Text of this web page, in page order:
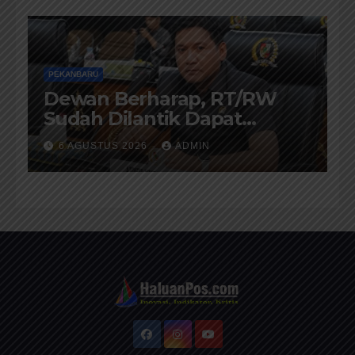
PEKANBARU
Dewan Berharap, RT/RW
Sudah Dilantik Dapat
Memberikan Pelayanan
Terbaik Kepada Masyarakat
6 AGUSTUS 2026 ADMIN